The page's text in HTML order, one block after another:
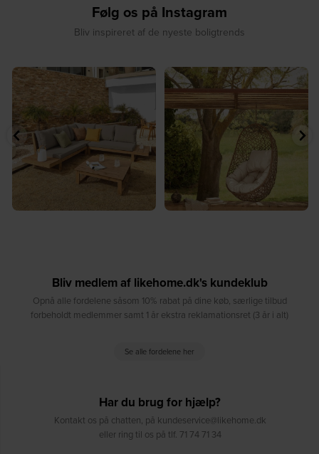
Følg os på Instagram
Bliv inspireret af de nyeste boligtrends
☀️ Find dit yndlingssted denne
8 0
🤍 Rå materialer møder tidløst design⁠
...
9 0
Bliv medlem af likehome.dk's kundeklub
Opnå alle fordelene såsom 10% rabat på dine køb, særlige tilbud
forbeholdt medlemmer samt 1 år ekstra reklamationsret (3 år i alt)
Se alle fordelene her
Har du brug for hjælp?
Kontakt os på chatten, på kundeservice@likehome.dk
eller ring til os på tlf. 71 74 71 34